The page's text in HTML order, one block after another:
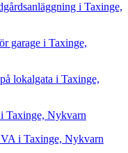
i Taxinge,
garage i Taxinge,
lokalgata i Taxinge,
Taxinge, Nykvarn
i Taxinge, Nykvarn